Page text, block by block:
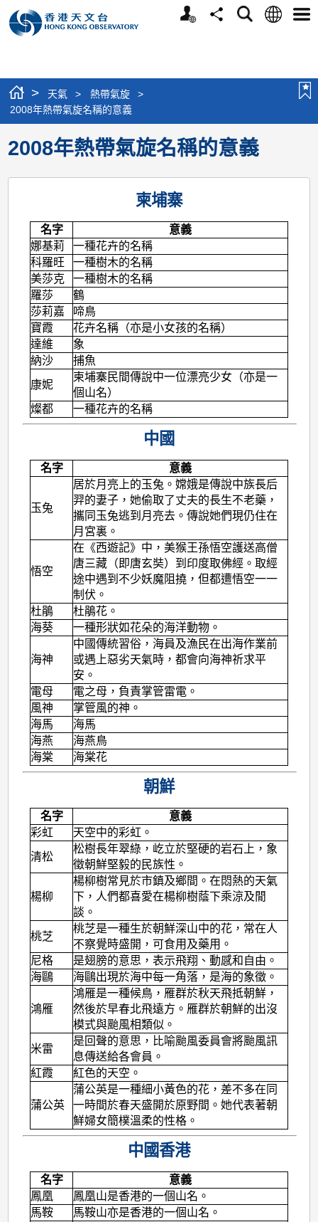
個
分
搜
語
選
> 天氣 > 熱帶氣旋
>
2008年熱帶氣旋名稱的意義
2008年熱帶氣旋名稱的意義
柬埔寨
名字
意義
娜基莉
一種花卉的名稱
科羅旺
一種樹木的名稱
美莎克
一種樹木的名稱
羅莎
鶴
莎莉嘉
啼鳥
寶霞
花卉名稱（亦是小女孩的名稱）
達維
象
納沙
捕魚
康妮
柬埔寨民間傳說中一位漂亮少女（亦是一
個山名）
燦都
一種花卉的名稱
中國
名字 意義
玉兔
居於月亮上的玉兔。嫦娥是傳說中族長后
羿的妻子，她偷取了丈夫的長生不老藥，
攜同玉兔逃到月亮去。傳說她們現仍住在
月宮裏。
悟空
在《西遊記》中，美猴王孫悟空護送高僧
唐三藏（即唐玄奘）到印度取佛經。取經
途中遇到不少妖魔阻撓，但都遭悟空一一
制伏。
杜鵑
杜鵑花。
海葵
一種形狀如花朵的海洋動物。
海神
中國傳統習俗，海員及漁民在出海作業前
或遇上惡劣天氣時，都會向海神祈求平
安。
電母
電之母，負責掌管雷電。
風神
掌管風的神。
海馬
海馬
海燕
海燕鳥
海棠
海棠花
朝鮮
名字
意義
彩虹
天空中的彩虹。
清松
松樹長年翠綠，屹立於堅硬的岩石上，象
徵朝鮮堅毅的民族性。
楊柳
楊柳樹常見於市鎮及鄉間。在悶熱的天氣
下，人們都喜愛在楊柳樹蔭下乘涼及閒
談。
桃芝
桃芝是一種生於朝鮮深山中的花，常在人
不察覺時盛開，可食用及藥用。
尼格
是翅膀的意思，表示飛翔、動感和自由。
海鷗
海鷗出現於海中每一角落，是海的象徵。
鴻雁
鴻雁是一種候鳥，雁群於秋天飛抵朝鮮，
然後於早春北飛遠方。雁群於朝鮮的出沒
模式與颱風相類似。
米雷
是回聲的意思，比喻颱風委員會將颱風訊
息傳送給各會員。
紅霞
紅色的天空。
蒲公英
蒲公英是一種細小黃色的花，差不多在同
一時間於春天盛開於原野間。她代表著朝
鮮婦女簡樸溫柔的性格。
中國香港
名字
意義
鳳凰
鳳凰山是香港的一個山名。
馬鞍
馬鞍山亦是香港的一個山名。